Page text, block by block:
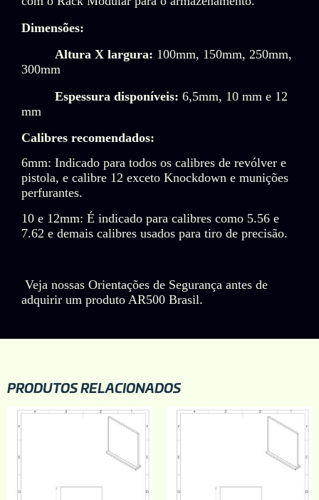
Dimensões:
Altura X largura: 100mm, 150mm, 250mm,
300mm
Espessura disponíveis:6,5mm, 10 mm e 12
mm
Calibres recomendados:
6mm: Indicado para todos os calibres de revólver e
pistola, e calibre 12 exceto Knockdown e munições
perfurantes.
10 e 12mm: É indicado para calibres como 5.56 e
7.62 e demais calibres usados para tiro de precisão.
Veja nossas Orientações de Segurança antes de
adquirir um produto AR500 Brasil.
PRODUTOS RELACIONADOS